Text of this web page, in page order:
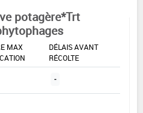
potagère*Trt
MAX
DÉLAIS AVANT
RÉCOLTE
-